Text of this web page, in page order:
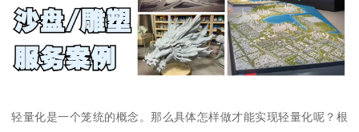
轻量化是一个笼统的概念。那么具体怎样做才能实现轻量化呢？根